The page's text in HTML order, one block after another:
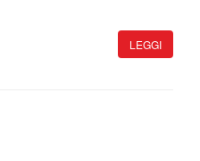
LEGGI